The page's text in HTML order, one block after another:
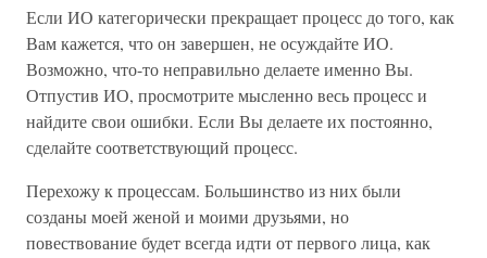
Если ИО категорически прекращает процесс до того, как
Вам кажется, что он завершен, не осуждайте ИО.
Возможно, что-то неправильно делаете именно Вы.
Отпустив ИО, просмотрите мысленно весь процесс и
найдите свои ошибки. Если Вы делаете их постоянно,
сделайте соответствующий процесс.
Перехожу к процессам. Большинство из них были
созданы моей женой и моими друзьями, но
повествование будет всегда идти от первого лица, как